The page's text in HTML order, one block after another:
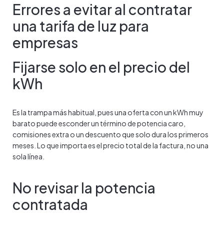
Errores a evitar al contratar
una tarifa de luz para
empresas
Fijarse solo en el precio del
kWh
Es la trampa más habitual, pues una oferta con un kWh muy
barato puede esconder un término de potencia caro,
comisiones extra o un descuento que solo dura los primeros
meses. Lo que importa es el precio total de la factura, no una
sola línea.
No revisar la potencia
contratada